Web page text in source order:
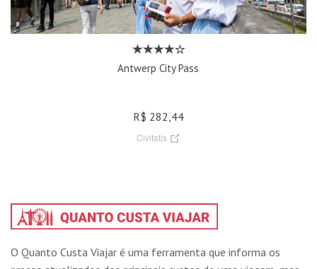
Antwerp City Pass
R$ 282,44
Civitatis
O Quanto Custa Viajar é uma ferramenta que informa os